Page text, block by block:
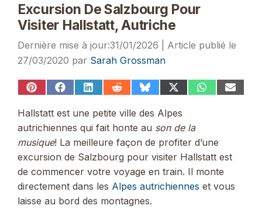
Excursion De Salzbourg Pour
Visiter Hallstatt, Autriche
31/01/2026
27/03/2020 par Sarah Grossman
Share
Pinterest
Share
Facebook
Share
LinkedIn
Share
Reddit
Share
Bluesky
Share
(Twitter)
ShareShare
Hallstatt est une petite ville des Alpes
autrichiennes qui fait honte au son de la
musique! La meilleure façon de profiter d’une
excursion de Salzbourg pour visiter Hallstatt est
de commencer votre voyage en train. Il monte
directement dans les Alpes autrichiennes et vous
laisse au bord des montagnes.